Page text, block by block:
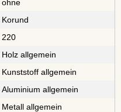
ohne
⁠⁠⁠Korund
220
Holz allgemein
Kunststoff allgemein
Aluminium allgemein
Metall allgemein